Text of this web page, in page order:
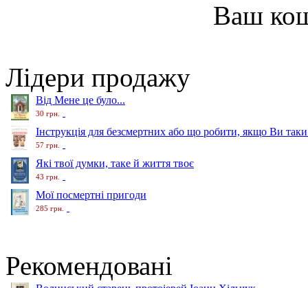
Ваш
Лідери продажу
Від Мене це було...
30 грн.
Інструкція для безсмертних або що робити, якщо Ви
57 грн.
Які твої думки, таке й життя твоє
43 грн.
Мої посмертні пригоди
285 грн.
Рекомендовані